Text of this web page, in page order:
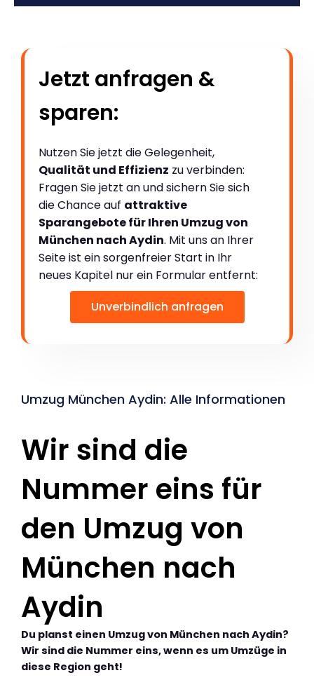
Jetzt anfragen &
sparen:
Nutzen Sie jetzt die Gelegenheit,
Qualität und Effizienz zu verbinden:
Fragen Sie jetzt an und sichern Sie sich
die Chance auf attraktive
Sparangebote für Ihren Umzug von
München nach Aydin. Mit uns an Ihrer
Seite ist ein sorgenfreier Start in Ihr
neues Kapitel nur ein Formular entfernt:
Unverbindlich anfragen
Umzug München Aydin: Alle Informationen
Wir sind die
Nummer eins für
den Umzug von
München nach
Aydin
Du planst einen Umzug von München nach Aydin?
Wir sind die Nummer eins, wenn es um Umzüge in
diese Region geht!